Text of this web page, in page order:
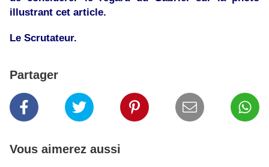
illustrant cet article.
Le Scrutateur.
Partager
Vous aimerez aussi